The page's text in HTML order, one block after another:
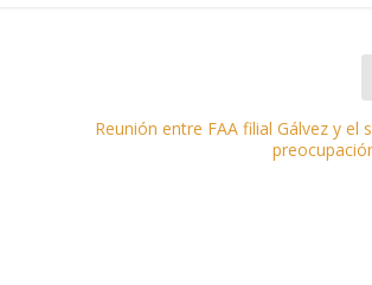
Reunión entre FAA filial Gálvez y el